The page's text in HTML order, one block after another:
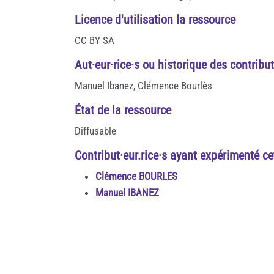
Licence d'utilisation la ressource
CC BY SA
Aut·eur·rice·s ou historique des
Manuel Ibanez, Clémence Bourlès
État de la ressource
Diffusable
Contribut·eur.rice·s ayant expérimenté
Clémence BOURLES
Manuel IBANEZ